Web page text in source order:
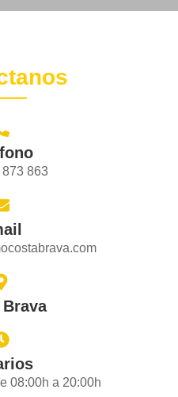
863
08:00h a 20:00h